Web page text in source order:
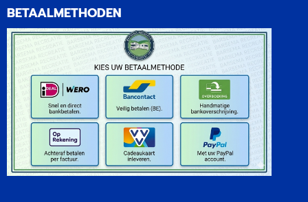
BETAALMETHODEN